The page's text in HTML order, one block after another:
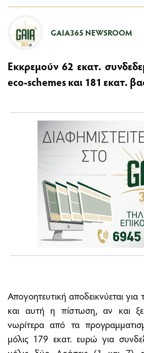
GAIA365 NEWSROOM
Eκκρεμούν 62 εκατ.
eco-schemes και 181 εκατ.
Απογοητευτική αποδεικνύεται
και αυτή η πίστωση, αν και
νωρίτερα από τα
µόλις 179 εκατ. ευρώ για